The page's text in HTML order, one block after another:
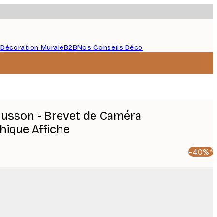
Décoration MuraleB2BNos Conseils Déco
- Brevet de Caméra
Affiche
-40%*